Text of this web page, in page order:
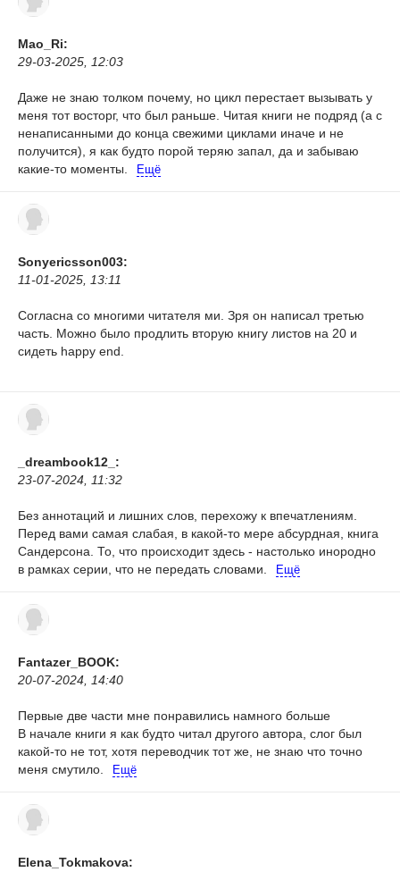
Mao_Ri:
29-03-2025, 12:03
Даже не знаю толком почему, но цикл перестает вызывать у
меня тот восторг, что был раньше. Читая книги не подряд (а с
ненаписанными до конца свежими циклами иначе и не
получится), я как будто порой теряю запал, да и забываю
какие-то моменты.
Ещё
Sonyericsson003:
11-01-2025, 13:11
Согласна со многими читателя ми. Зря он написал третью
часть. Можно было продлить вторую книгу листов на 20 и
сидеть happy end.
_dreambook12_:
23-07-2024, 11:32
Без аннотаций и лишних слов, перехожу к впечатлениям.
Перед вами самая слабая, в какой-то мере абсурдная, книга
Сандерсона. То, что происходит здесь - настолько инородно
в рамках серии, что не передать словами.
Ещё
Fantazer_BOOK:
20-07-2024, 14:40
Первые две части мне понравились намного больше
В начале книги я как будто читал другого автора, слог был
какой-то не тот, хотя переводчик тот же, не знаю что точно
меня смутило.
Ещё
Elena_Tokmakova: